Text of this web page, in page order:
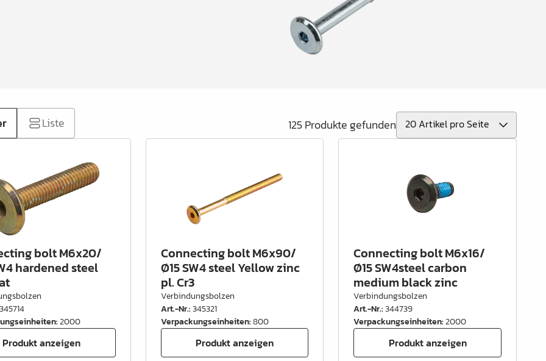
Liste 125 Produkte gefunden
bolt M6x20/
hardened steel
345714
:2000
Produkt anzeigen
Connecting bolt M6x90/
Ø15 SW4 steel Yellow zinc
pl. Cr3
Verbindungsbolzen
Art.-Nr.:345321
Verpackungseinheiten:800
Produkt anzeigen
Connecting bolt M6x16/
Ø15 SW4steel carbon
medium black zinc
Verbindungsbolzen
Art.-Nr.:344739
Verpackungseinheiten:2000
Produkt anzeigen